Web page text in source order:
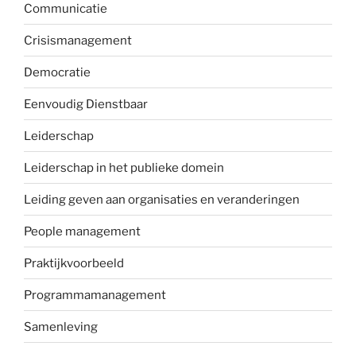
Communicatie
Crisismanagement
Democratie
Eenvoudig Dienstbaar
Leiderschap
Leiderschap in het publieke domein
Leiding geven aan organisaties en veranderingen
People management
Praktijkvoorbeeld
Programmamanagement
Samenleving